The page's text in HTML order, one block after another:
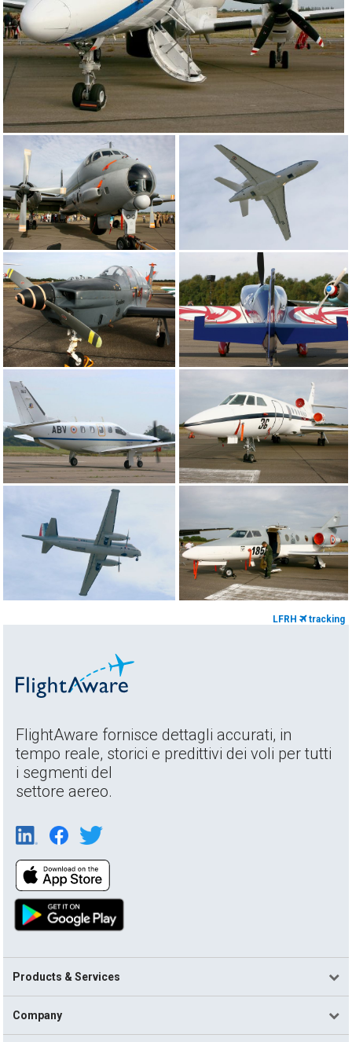
LFRH tracking
FlightAware fornisce dettagli accurati, in
tempo reale, storici e predittivi dei voli per tutti
i segmenti del
settore aereo.
Products & Services
Company